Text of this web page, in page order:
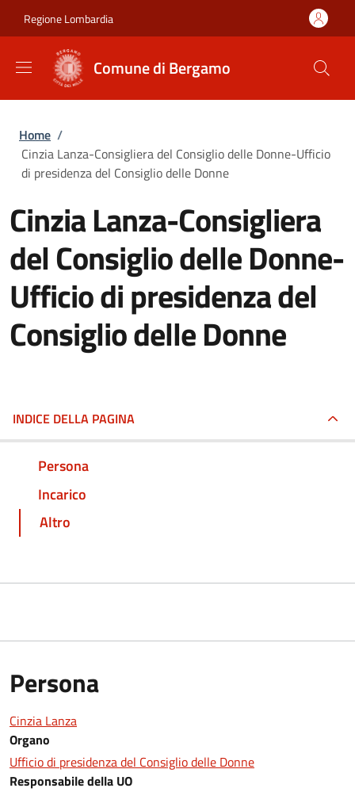
Regione Lombardia
Comune di Bergamo
Briciole di pane
Home /
Cinzia Lanza-Consigliera del Consiglio delle Donne-Ufficio
di presidenza del Consiglio delle Donne
Cinzia Lanza-Consigliera
del Consiglio delle Donne-
Ufficio di presidenza del
Consiglio delle Donne
INDICE DELLA PAGINA
Persona
Incarico
Altro
Persona
Cinzia Lanza
Organo
Ufficio di presidenza del Consiglio delle Donne
Responsabile della UO